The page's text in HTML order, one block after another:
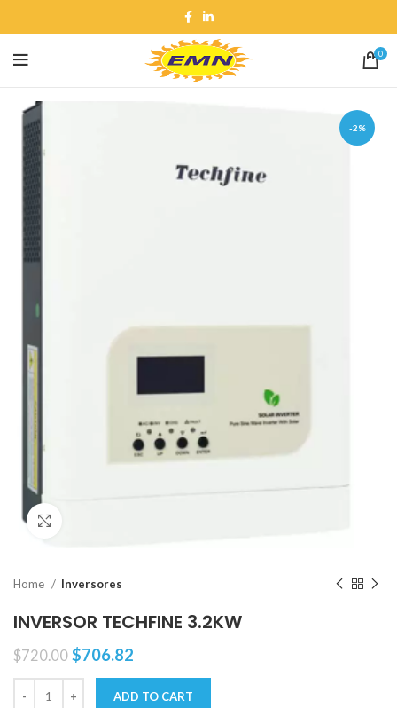
0
-2%
Home Inversores
INVERSOR TECHFINE 3.2KW
$720.00 $706.82
ADD TO CART